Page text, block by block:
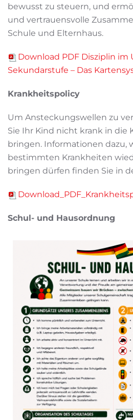
bewusst zu steuern, und
und vertrauensvolle
Schule und Elternhaus.
Download PDF Disziplin
Sekundarstufe – Das
Krankheitspolicy
Um Ansteckungswellen zu
Sie Ihr Kind nicht krank in die
bringen. Informationen dazu,
bestimmten Krankheiten
bringen dürfen finden Sie in
Schul- und Hausordnung